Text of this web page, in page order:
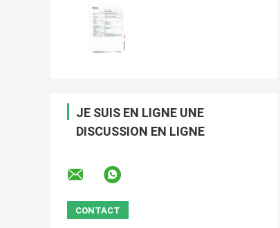
JE SUIS EN LIGNE UNE
DISCUSSION EN LIGNE